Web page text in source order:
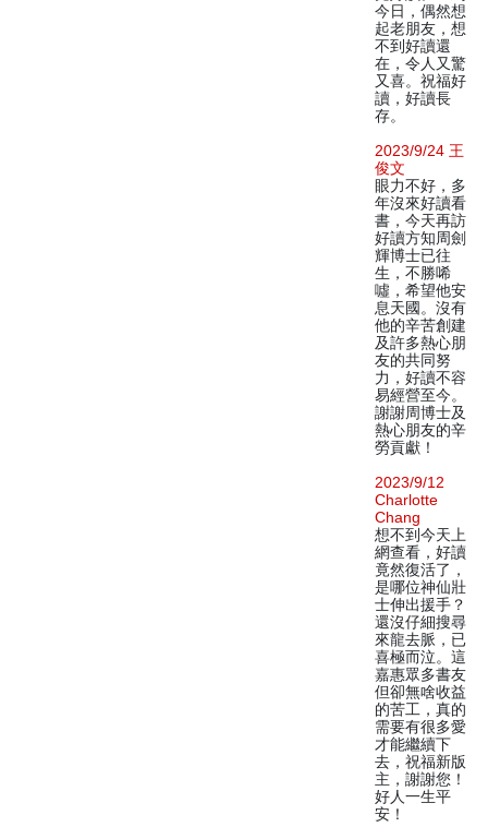
今日，偶然想
起老朋友，想
不到好讀還
在，令人又驚
又喜。祝福好
讀，好讀長
存。
2023/9/24 王
俊文
眼力不好，多
年沒來好讀看
書，今天再訪
好讀方知周劍
輝博士已往
生，不勝唏
噓，希望他安
息天國。沒有
他的辛苦創建
及許多熱心朋
友的共同努
力，好讀不容
易經營至今。
謝謝周博士及
熱心朋友的辛
勞貢獻！
2023/9/12
Charlotte
Chang
想不到今天上
網查看，好讀
竟然復活了，
是哪位神仙壯
士伸出援手？
還沒仔細搜尋
來龍去脈，已
喜極而泣。這
嘉惠眾多書友
但卻無啥收益
的苦工，真的
需要有很多愛
才能繼續下
去，祝福新版
主，謝謝您！
好人一生平
安！